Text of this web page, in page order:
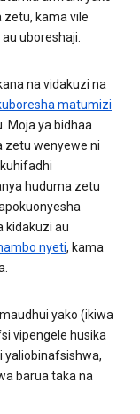
zetu, kama vile
uboreshaji.
na vidakuzi na
matumizi
Moja ya bidhaa
zetu wenyewe ni
huduma zetu
kidakuzi au
nyeti, kama
yako (ikiwa
vipengele husika
yaliobinafsishwa,
barua taka na